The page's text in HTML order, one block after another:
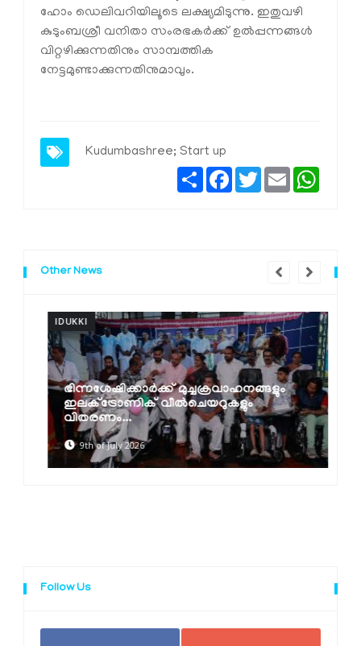
ഹോം ഡെലിവറിയിലൂടെ ലക്ഷ്യമിടുന്നു. ഇതുവഴി
കുടുംബശ്രീ വനിതാ സംരഭകര്‍ക്ക് ഉല്‍പ്പന്നങ്ങള്‍
വിറ്റഴിക്കുന്നതിനും സാമ്പത്തിക
നേട്ടമുണ്ടാക്കുന്നതിനുമാവും.
Kudumbashree; Start up
ShareFacebook
TwitterEmail
Other News
IDUKKI
ഭിന്നശേഷിക്കാര്‍ക്ക് മുച്ചക്രവാഹനങ്ങളും
ഇലക്ട്രോണിക് വീല്‍ചെയറുകളും
വിതരണം...
9th of July 2026
Follow Us